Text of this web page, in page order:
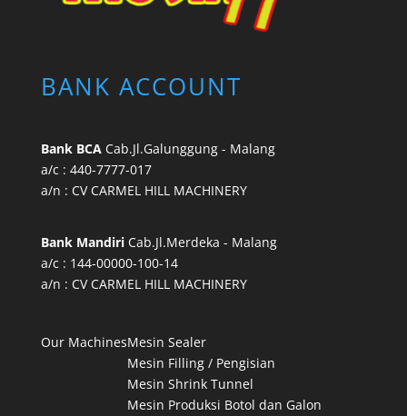
BANK ACCOUNT
Bank BCA Cab.Jl.Galunggung - Malang
a/c : 440-7777-017
a/n : CV CARMEL HILL MACHINERY
Bank MandiriCab.Jl.Merdeka - Malang
a/c : 144-00000-100-14
a/n : CV CARMEL HILL MACHINERY
Our MachinesMesin Sealer
Mesin Filling / Pengisian
Mesin Shrink Tunnel
Mesin Produksi Botol dan Galon